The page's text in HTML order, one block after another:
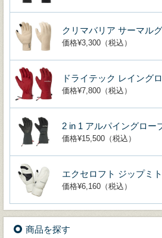
クリマバリア サーマル
価格¥3,300（税込）
ドライテック レイング
価格¥7,800（税込）
2 in 1 アルパイングロー
価格¥15,500（税込）
エクセロフト ジップミ
価格¥6,160（税込）
商品を探す